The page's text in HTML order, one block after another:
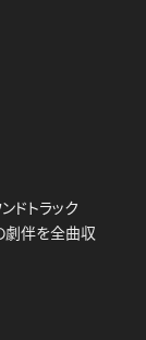
ドトラック
劇伴を全曲収